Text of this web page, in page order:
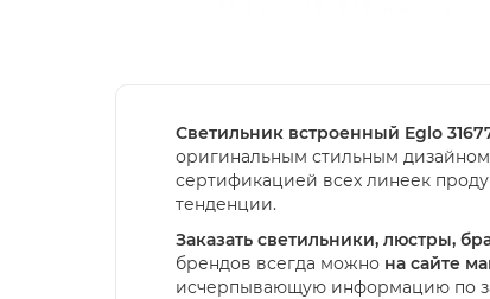
Светильник встроенный Eglo
оригинальным стильным
сертификацией всех линеек
тенденции.
Заказать светильники, люстры,
брендов всегда можно на сайте
исчерпывающую информацию по